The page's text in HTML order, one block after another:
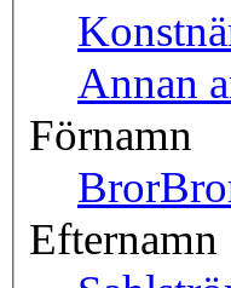
Annan
Förnamn
Bror
Efternamn